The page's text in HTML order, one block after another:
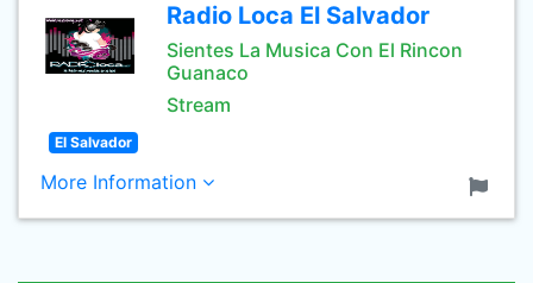
Radio Loca El Salvador
Sientes La Musica Con El Rincon
Guanaco
Stream
El Salvador
More Information